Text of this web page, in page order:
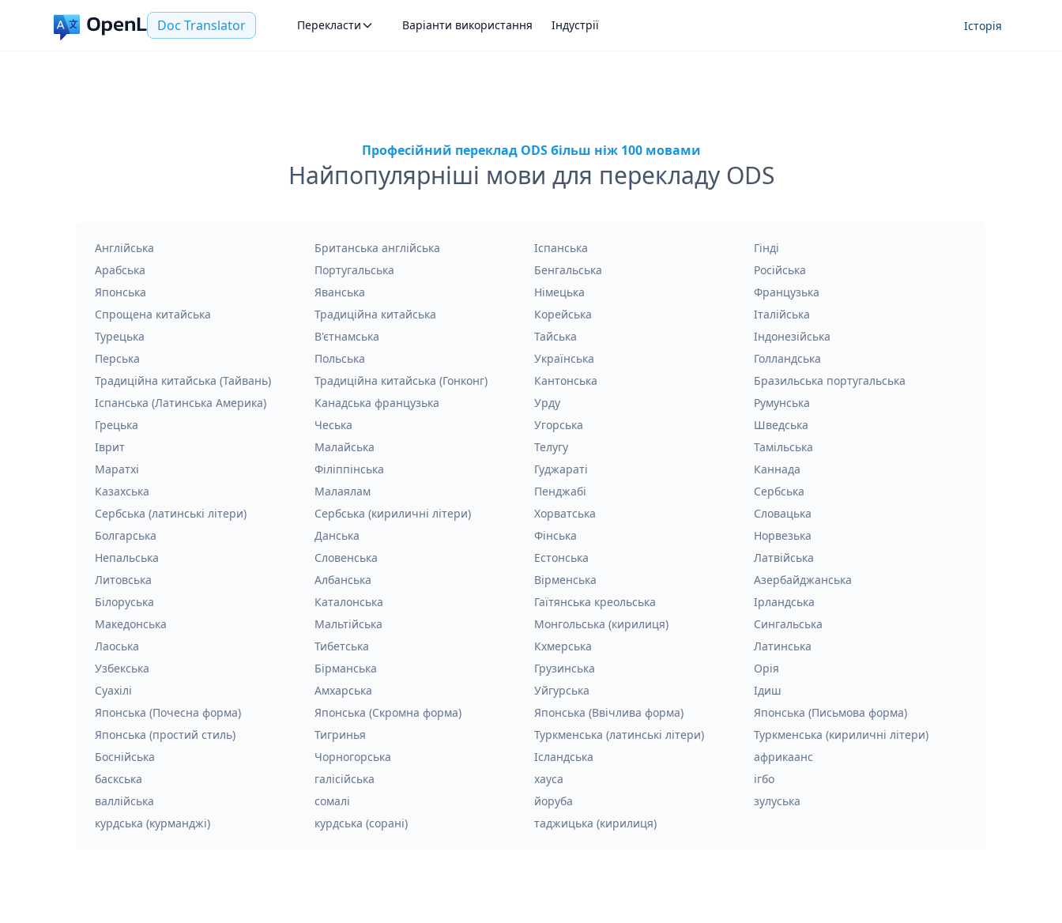
Doc Translator Перекласти Варіанти використання Індустрії Історія
Професійний переклад ODS більш ніж 100 мовами
Найпопулярніші мови для перекладу ODS
Англійська Британська англійська Іспанська
Гінді
Арабська
Португальська Бенгальська
Російська
Японська
Яванська Німецька
Французька
Спрощена китайська
Традиційна китайська Корейська
Італійська
Турецька
В'єтнамська Тайська
Індонезійська
Перська
Польська Українська
Голландська
Традиційна китайська (Тайвань)
Традиційна китайська (Гонконг) Кантонська
Бразильська португальська
Іспанська (Латинська Америка)
Канадська французька Урду
Румунська
Грецька
Чеська Угорська
Шведська
Іврит
Малайська Телугу
Тамільська
Маратхі
Філіппінська Гуджараті
Каннада
Казахська
Малаялам Пенджабі
Сербська
Сербська (латинські літери)
Сербська (кириличні літери) Хорватська
Словацька
Болгарська
Данська Фінська
Норвезька
Непальська
Словенська Естонська
Латвійська
Литовська
Албанська Вірменська
Азербайджанська
Білоруська
Каталонська Гаїтянська креольська
Ірландська
Македонська
Мальтійська Монгольська (кирилиця)
Сингальська
Лаоська
Тибетська Кхмерська
Латинська
Узбекська
Бірманська Грузинська
Орія
Суахілі
Амхарська Уйгурська
Ідиш
Японська (Почесна форма)
Японська (Скромна форма) Японська (Ввічлива форма)
Японська (Письмова форма)
Японська (простий стиль)
Тигринья Туркменська (латинські літери)
Туркменська (кириличні літери)
Боснійська
Чорногорська Ісландська
африкаанс
баскська
галісійська хауса
ігбо
валлійська
сомалі йоруба
зулуська
курдська (курманджі)
курдська (сорані) таджицька (кирилиця)